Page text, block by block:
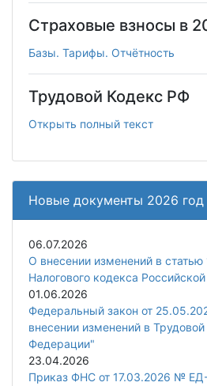
Страховые взносы в
Базы. Тарифы. Отчётность
Трудовой Кодекс РФ
Открыть полный текст
Новые документы 2026 год
06.07.2026
О внесении изменений в статью
Налогового кодекса
01.06.2026
Федеральный закон от
внесении изменений в
Федерации"
23.04.2026
Приказ ФНС от 17.03.2026 №